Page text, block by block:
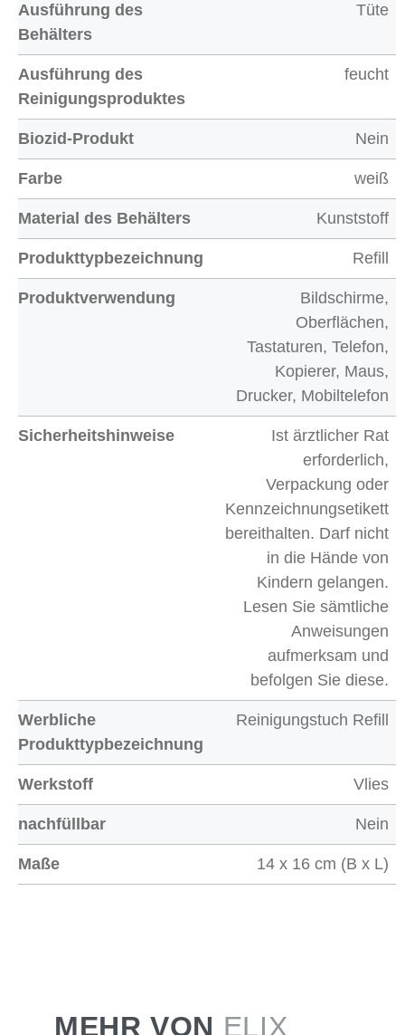
Ausführung des
Behälters
Tüte
Ausführung des
Reinigungsproduktes
feucht
Biozid-Produkt Nein
Farbe weiß
Material des Behälters Kunststoff
Produkttypbezeichnung Refill
Produktverwendung
Bildschirme,
Oberflächen,
Tastaturen, Telefon,
Kopierer, Maus,
Drucker, Mobiltelefon
Sicherheitshinweise
Ist ärztlicher Rat
erforderlich,
Verpackung oder
Kennzeichnungsetikett
bereithalten. Darf nicht
in die Hände von
Kindern gelangen.
Lesen Sie sämtliche
Anweisungen
aufmerksam und
befolgen Sie diese.
Werbliche
Produkttypbezeichnung
Reinigungstuch Refill
Werkstoff Vlies
nachfüllbar Nein
Maße 14 x 16 cm (B x L)
MEHR VON ELIX